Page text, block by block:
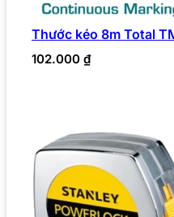
Thước kéo 8m Total
102.000 ₫